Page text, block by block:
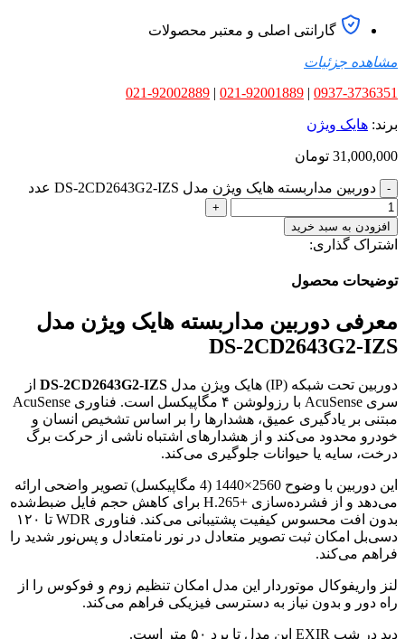
گارانتی اصلی و معتبر محصولات
مشاهده جزئیات
0937-3736351
|
021-92001889
|
021-92002889
برند: هایک ویژن
31,000,000 تومان
دوربین مداربسته هایک ویژن مدل DS-2CD2643G2-IZS عدد
افزودن به سبد خرید
اشتراک گذاری:
توضیحات محصول
معرفی دوربین مداربسته هایک ویژن مدل
DS-2CD2643G2-IZS
دوربین تحت شبکه (IP) هایک ویژن مدل DS-2CD2643G2-IZS از
سری AcuSense با رزولوشن ۴ مگاپیکسل است. فناوری AcuSense
مبتنی بر یادگیری عمیق، هشدارها را بر اساس تشخیص انسان و
خودرو محدود می‌کند و از هشدارهای اشتباه ناشی از حرکت برگ
درخت، سایه یا حیوانات جلوگیری می‌کند.
این دوربین با وضوح 2560×1440 (4 مگاپیکسل) تصویر واضحی ارائه
می‌دهد و از فشرده‌سازی H.265+‎ برای کاهش حجم فایل ضبط‌شده
بدون افت محسوس کیفیت پشتیبانی می‌کند. فناوری WDR تا ۱۲۰
دسی‌بل امکان ثبت تصویر متعادل در نور نامتعادل و پس‌نور شدید را
فراهم می‌کند.
لنز واریفوکال موتوردار این مدل امکان تنظیم زوم و فوکوس را از
راه دور و بدون نیاز به دسترسی فیزیکی فراهم می‌کند.
دید در شب EXIR این مدل تا برد ۵۰ متر است.